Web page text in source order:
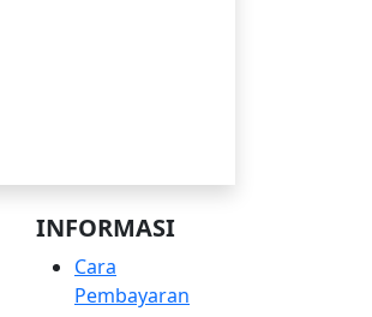
INFORMASI
Cara
Pembayaran